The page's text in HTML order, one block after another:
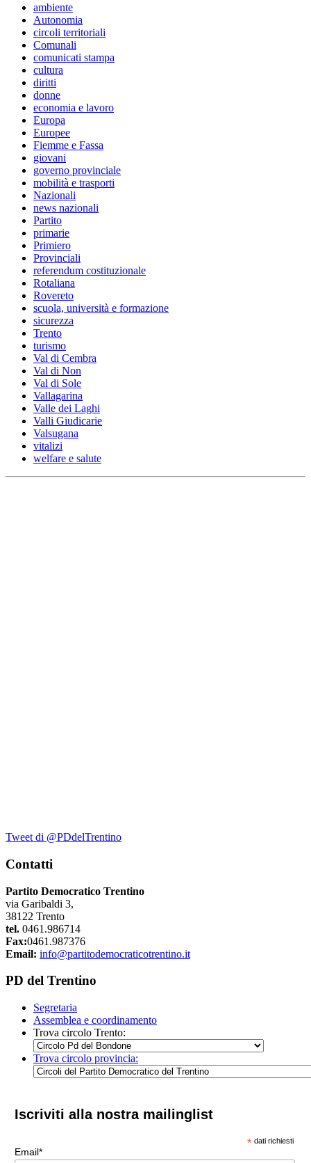
ambiente
Autonomia
circoli territoriali
Comunali
comunicati stampa
cultura
diritti
donne
economia e lavoro
Europa
Europee
Fiemme e Fassa
giovani
governo provinciale
mobilità e trasporti
Nazionali
news nazionali
Partito
primarie
Primiero
Provinciali
referendum costituzionale
Rotaliana
Rovereto
scuola, università e formazione
sicurezza
Trento
turismo
Val di Cembra
Val di Non
Val di Sole
Vallagarina
Valle dei Laghi
Valli Giudicarie
Valsugana
vitalizi
welfare e salute
Tweet di @PDdelTrentino
Contatti
Partito Democratico Trentino
via Garibaldi 3,
38122 Trento
tel. 0461.986714
Fax:0461.987376
Email: info@partitodemocraticotrentino.it
PD del Trentino
Segretaria
Assemblea e coordinamento
Trova circolo Trento:
Trova circolo provincia:
Iscriviti alla nostra mailinglist
* dati richiesti
Email*